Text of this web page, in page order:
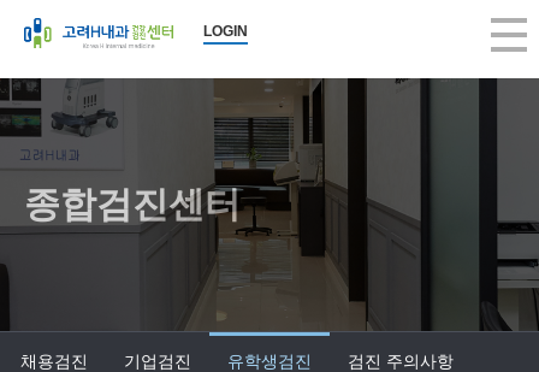
LOGIN
종합검진센터
채용검진 기업검진 유학생검진 검진 주의사항